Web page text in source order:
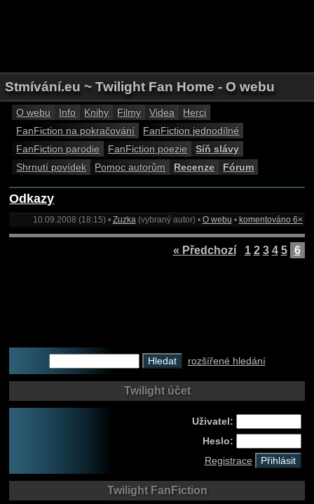
Stmívání.eu ~ Twilight Fan Home - O webu
O webu Info Knihy Filmy Videa
Herci
FanFiction na pokračování
FanFiction jednodílné
FanFiction parodie
FanFiction poezie
Síň slávy
Shrnutí povídek
Pomoc autorům Recenze Fórum
Odkazy
10.09.2008 (18:15) • Zuzka(vybraný autor) • O webu • komentováno 6×
« Předchozí 1 2 3 4 5 6
rozšířené hledání
Twilight účet
Uživatel:
Heslo:
Registrace
Twilight FanFiction